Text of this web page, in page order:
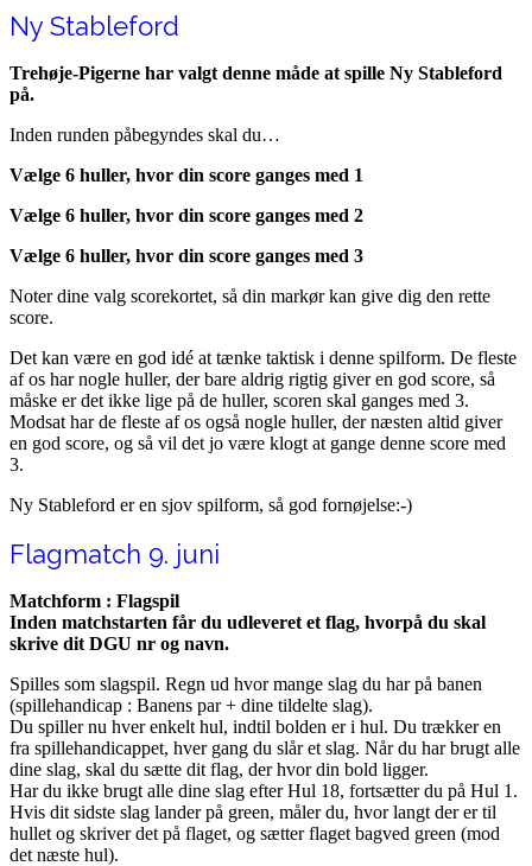
Ny Stableford
Trehøje-Pigerne har valgt denne måde at spille Ny Stableford
på.
Inden runden påbegyndes skal du…
Vælge 6 huller, hvor din score ganges med 1
Vælge 6 huller, hvor din score ganges med 2
Vælge 6 huller, hvor din score ganges med 3
Noter dine valg scorekortet, så din markør kan give dig den rette
score.
Det kan være en god idé at tænke taktisk i denne spilform. De fleste
af os har nogle huller, der bare aldrig rigtig giver en god score, så
måske er det ikke lige på de huller, scoren skal ganges med 3.
Modsat har de fleste af os også nogle huller, der næsten altid giver
en god score, og så vil det jo være klogt at gange denne score med
3.
Ny Stableford er en sjov spilform, så god fornøjelse:-)
Flagmatch 9. juni
Matchform : Flagspil
Inden matchstarten får du udleveret et flag, hvorpå du skal
skrive dit DGU nr og navn.
Spilles som slagspil. Regn ud hvor mange slag du har på banen
(spillehandicap : Banens par + dine tildelte slag).
Du spiller nu hver enkelt hul, indtil bolden er i hul. Du trækker en
fra spillehandicappet, hver gang du slår et slag. Når du har brugt alle
dine slag, skal du sætte dit flag, der hvor din bold ligger.
Har du ikke brugt alle dine slag efter Hul 18, fortsætter du på Hul 1.
Hvis dit sidste slag lander på green, måler du, hvor langt der er til
hullet og skriver det på flaget, og sætter flaget bagved green (mod
det næste hul).